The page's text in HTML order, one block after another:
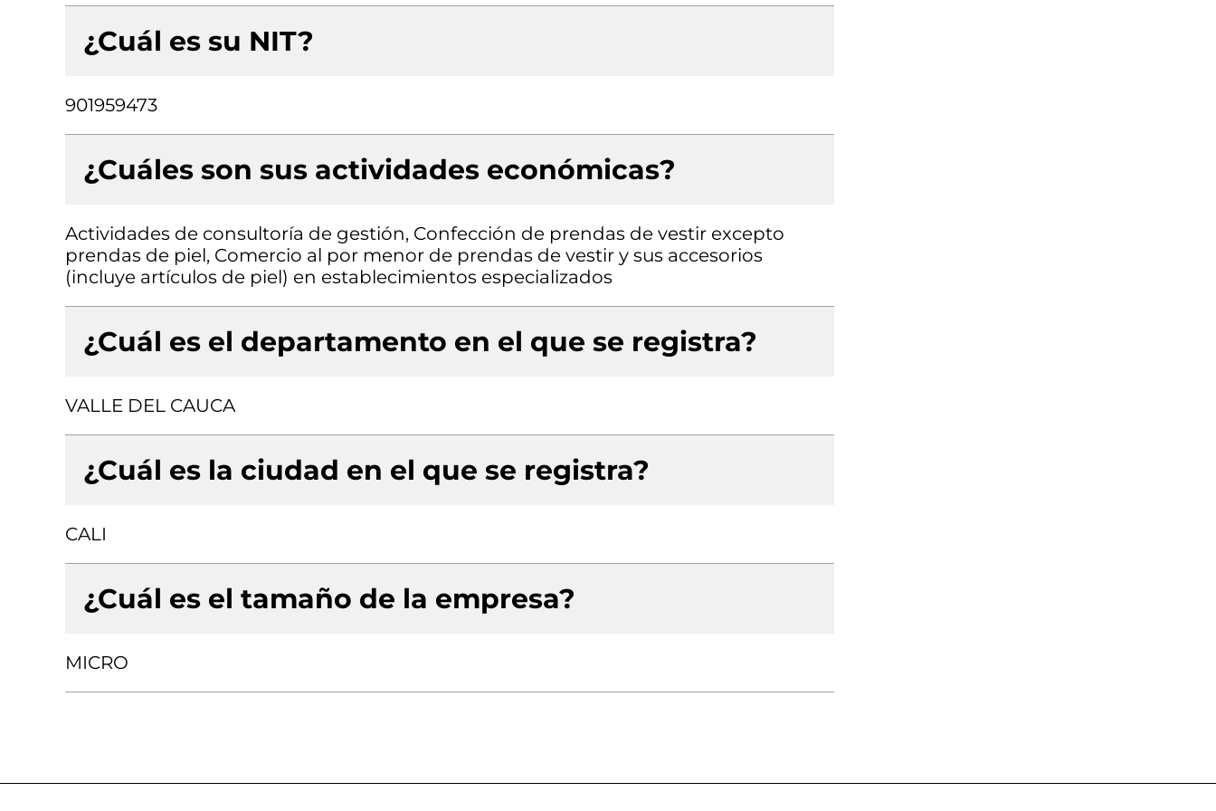
¿Cuál es su NIT?
901959473
¿Cuáles son sus actividades económicas?
Actividades de consultoría de gestión, Confección de prendas de vestir excepto
prendas de piel, Comercio al por menor de prendas de vestir y sus accesorios
(incluye artículos de piel) en establecimientos especializados
¿Cuál es el departamento en el que se registra?
VALLE DEL CAUCA
¿Cuál es la ciudad en el que se registra?
CALI
¿Cuál es el tamaño de la empresa?
MICRO